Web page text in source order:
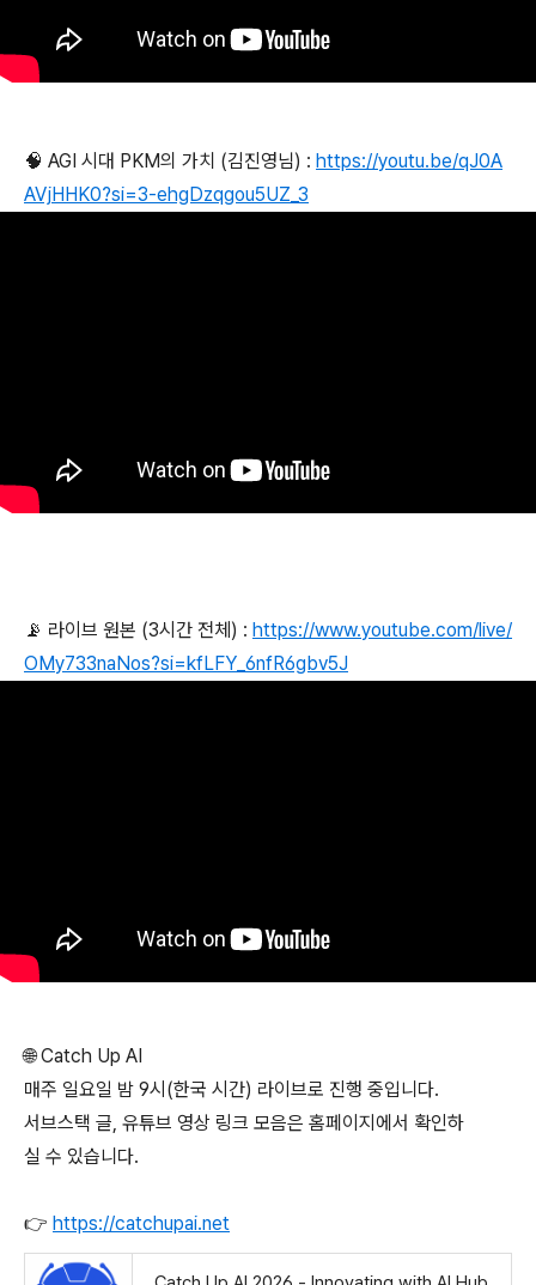
🧠 AGI 시대 PKM의 가치 (김진영님) : https://youtu.be/qJ0A
AVjHHK0?si=3-ehgDzqgou5UZ_3
📡 라이브 원본 (3시간 전체) : https://www.youtube.com/live/
OMy733naNos?si=kfLFY_6nfR6gbv5J
🌐 Catch Up AI
매주 일요일 밤 9시(한국 시간) 라이브로 진행 중입니다.
서브스택 글, 유튜브 영상 링크 모음은 홈페이지에서 확인하
실 수 있습니다.
👉 https://catchupai.net